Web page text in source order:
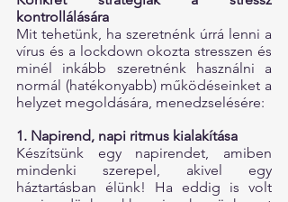
kontrollálására
Mit tehetünk, ha szeretnénk úrrá lenni a
vírus és a lockdown okozta stresszen és
minél inkább szeretnénk használni a
normál (hatékonyabb) működéseinket a
helyzet megoldására, menedzselésére:
1. Napirend, napi ritmus kialakítása
Készítsünk egy napirendet, amiben
mindenki szerepel, akivel egy
háztartásban élünk! Ha eddig is volt